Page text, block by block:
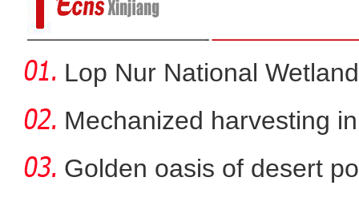
Lop Nur National
Mechanized harvesting
Golden oasis of desert